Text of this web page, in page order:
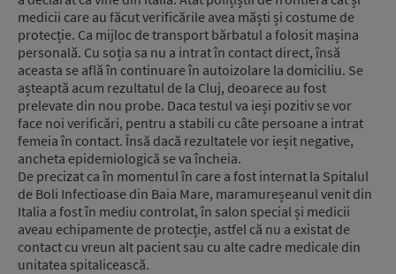
medicii care au făcut verificările avea măști și costume de
protecție. Ca mijloc de transport bărbatul a folosit mașina
personală. Cu soția sa nu a intrat în contact direct, însă
aceasta se află în continuare în autoizolare la domiciliu. Se
așteaptă acum rezultatul de la Cluj, deoarece au fost
prelevate din nou probe. Daca testul va ieși pozitiv se vor
face noi verificări, pentru a stabili cu câte persoane a intrat
femeia în contact. Însă dacă rezultatele vor ieșit negative,
ancheta epidemiologică se va încheia.
De precizat ca în momentul în care a fost internat la Spitalul
de Boli Infectioase din Baia Mare, maramureșeanul venit din
Italia a fost în mediu controlat, în salon special și medicii
aveau echipamente de protecție, astfel că nu a existat de
contact cu vreun alt pacient sau cu alte cadre medicale din
unitatea spitalicească.